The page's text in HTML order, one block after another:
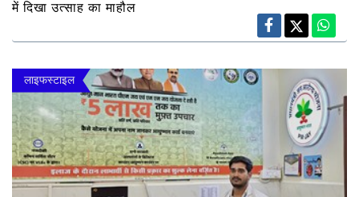
में दिखा उत्साह का माहौल
लाइफस्टाइल